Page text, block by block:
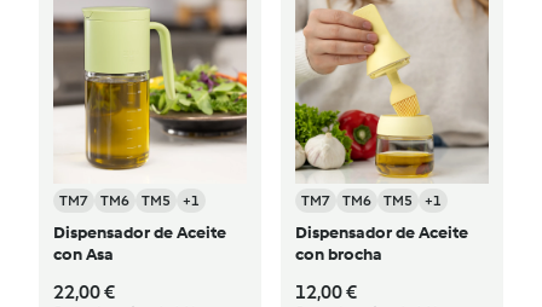
TM7 TM6 TM5 +1
Dispensador de Aceite
con Asa
22,00 €
TM7 TM6 TM5 +1
Dispensador de Aceite
con brocha
12,00 €